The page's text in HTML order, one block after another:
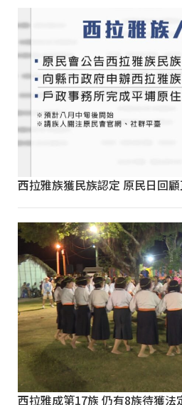
西拉雅族獲民族認定 原民日回
西拉雅成第17族 仍有8族待獲法